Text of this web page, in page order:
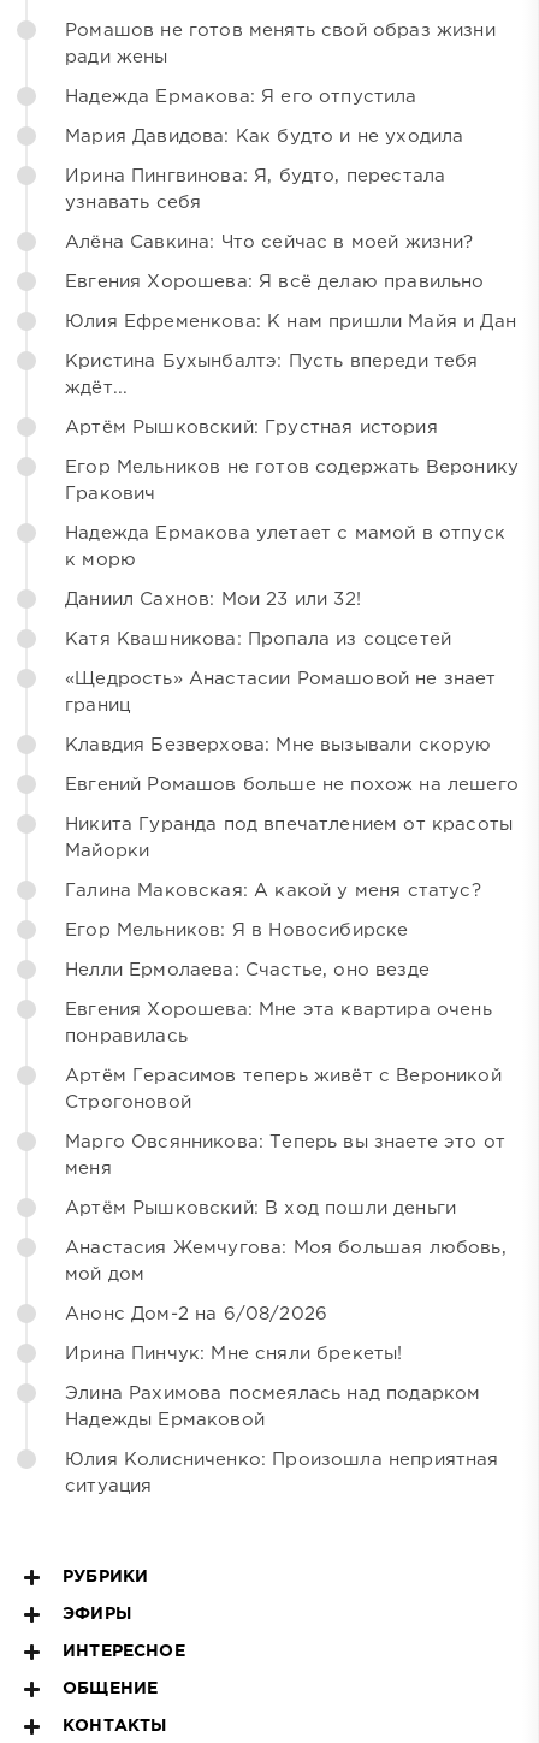
Ромашов не готов менять свой образ жизни
ради жены
Надежда Ермакова: Я его отпустила
Мария Давидова: Как будто и не уходила
Ирина Пингвинова: Я, будто, перестала
узнавать себя
Алёна Савкина: Что сейчас в моей жизни?
Евгения Хорошева: Я всё делаю правильно
Юлия Ефременкова: К нам пришли Майя и Дан
Кристина Бухынбалтэ: Пусть впереди тебя
ждёт...
Артём Рышковский: Грустная история
Егор Мельников не готов содержать Веронику
Гракович
Надежда Ермакова улетает с мамой в отпуск
к морю
Даниил Сахнов: Мои 23 или 32!
Катя Квашникова: Пропала из соцсетей
«Щедрость» Анастасии Ромашовой не знает
границ
Клавдия Безверхова: Мне вызывали скорую
Евгений Ромашов больше не похож на лешего
Никита Гуранда под впечатлением от красоты
Майорки
Галина Маковская: А какой у меня статус?
Егор Мельников: Я в Новосибирске
Нелли Ермолаева: Счастье, оно везде
Евгения Хорошева: Мне эта квартира очень
понравилась
Артём Герасимов теперь живёт с Вероникой
Строгоновой
Марго Овсянникова: Теперь вы знаете это от
меня
Артём Рышковский: В ход пошли деньги
Анастасия Жемчугова: Моя большая любовь,
мой дом
Анонс Дом-2 на 6/08/2026
Ирина Пинчук: Мне сняли брекеты!
Элина Рахимова посмеялась над подарком
Надежды Ермаковой
Юлия Колисниченко: Произошла неприятная
ситуация
РУБРИКИ
ЭФИРЫ
ИНТЕРЕСНОЕ
ОБЩЕНИЕ
КОНТАКТЫ